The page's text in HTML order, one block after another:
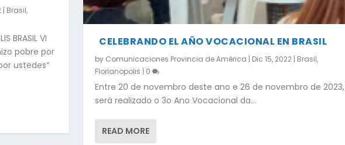
| Brasil,
BRASIL VI
pobre por
ustedes”
CELEBRANDO EL AÑO VOCACIONAL EN BRASIL
by Comunicaciones Provincia de América | Dic 15, 2022 | Brasil,
Florianopolis | 0
Entre 20 de novembro deste ano e 26 de novembro de 2023,
será realizado o 3o Ano Vocacional da...
READ MORE